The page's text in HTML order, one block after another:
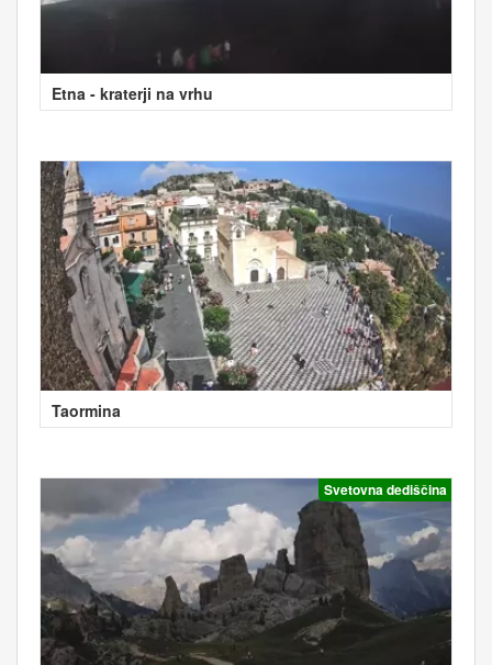
Etna - kraterji na vrhu
Taormina
Svetovna dediščina